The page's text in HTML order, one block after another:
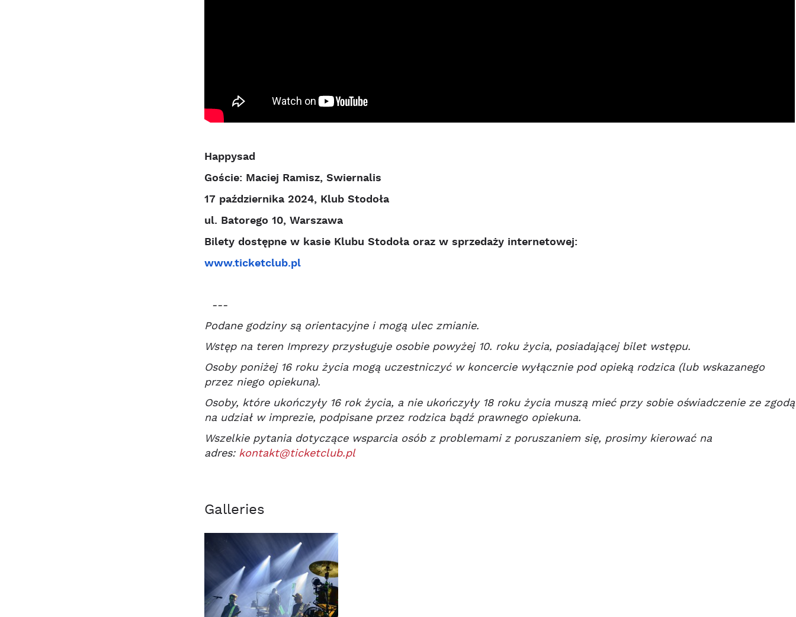
Happysad
Goście: Maciej Ramisz, Swiernalis
17 października 2024, Klub Stodoła
ul. Batorego 10, Warszawa
Bilety dostępne w kasie Klubu Stodoła oraz w sprzedaży internetowej:
www.ticketclub.pl
---
Podane godziny są orientacyjne i mogą ulec zmianie.
Wstęp na teren Imprezy przysługuje osobie powyżej 10. roku życia, posiadającej bilet wstępu.
Osoby poniżej 16 roku życia mogą uczestniczyć w koncercie wyłącznie pod opieką rodzica (lub wskazanego
przez niego opiekuna).
Osoby, które ukończyły 16 rok życia, a nie ukończyły 18 roku życia muszą mieć przy sobie oświadczenie ze zgodą
na udział w imprezie, podpisane przez rodzica bądź prawnego opiekuna.
Wszelkie pytania dotyczące wsparcia osób z problemami z poruszaniem się, prosimy kierować na
adres: kontakt@ticketclub.pl
Galleries